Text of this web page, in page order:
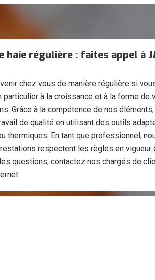
haie régulière : faites appel à
chez vous de manière régulière si
particulier à la croissance et à la forme de
Grâce à la compétence de nos
de qualité en utilisant des outils
thermiques. En tant que professionnel,
respectent les règles en vigueur
questions, contactez nos chargés de